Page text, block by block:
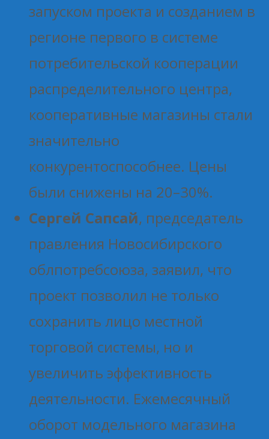
запуском проекта и созданием в
регионе первого в системе
потребительской кооперации
распределительного центра,
кооперативные магазины стали
значительно
конкурентоспособнее. Цены
были снижены на 20–30%.
Сергей Сапсай, председатель
правления Новосибирского
облпотребсоюза, заявил, что
проект позволил не только
сохранить лицо местной
торговой системы, но и
увеличить эффективность
деятельности. Ежемесячный
оборот модельного магазина